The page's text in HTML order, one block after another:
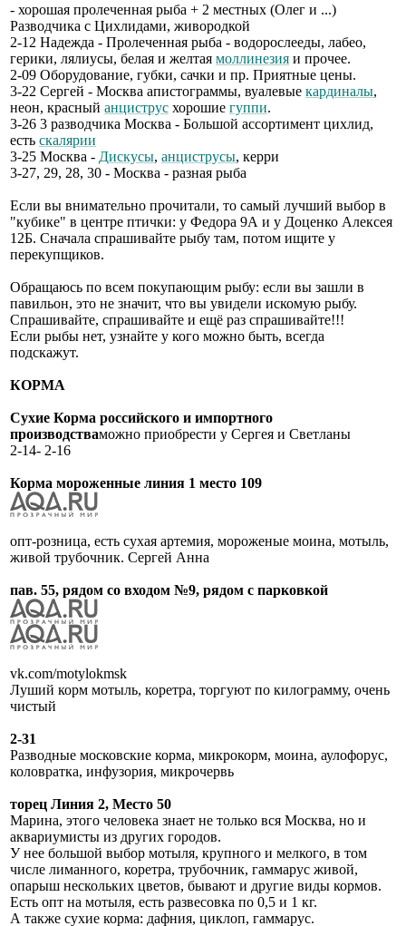
- хорошая пролеченная рыба + 2 местных (Олег и ...)
Разводчика с Цихлидами, живородкой
2-12 Надежда - Пролеченная рыба - водорослееды, лабео,
герики, лялиусы, белая и желтая моллинезия и прочее.
2-09 Оборудование, губки, сачки и пр. Приятные цены.
3-22 Сергей - Москва апистограммы, вуалевые кардиналы,
неон, красный анциструс хорошие гуппи.
3-26 3 разводчика Москва - Большой ассортимент цихлид,
есть скалярии
3-25 Москва - Дискусы, анциструсы, керри
3-27, 29, 28, 30 - Москва - разная рыба
Если вы внимательно прочитали, то самый лучший выбор в
"кубике" в центре птички: у Федора 9А и у Доценко Алексея
12Б. Сначала спрашивайте рыбу там, потом ищите у
перекупщиков.
Обращаюсь по всем покупающим рыбу: если вы зашли в
павильон, это не значит, что вы увидели искомую рыбу.
Спрашивайте, спрашивайте и ещё раз спрашивайте!!!
Если рыбы нет, узнайте у кого можно быть, всегда
подскажут.
КОРМА
Сухие Корма российского и импортного
производстваможно приобрести у Сергея и Светланы
2-14- 2-16
Корма мороженные линия 1 место 109
опт-розница, есть сухая артемия, мороженые моина, мотыль,
живой трубочник. Сергей Анна
пав. 55, рядом со входом №9, рядом с парковкой
vk.com/motylokmsk
Луший корм мотыль, коретра, торгуют по килограмму, очень
чистый
2-31
Разводные московские корма, микрокорм, моина, аулофорус,
коловратка, инфузория, микрочервь
торец Линия 2, Место 50
Марина, этого человека знает не только вся Москва, но и
аквариумисты из других городов.
У нее большой выбор мотыля, крупного и мелкого, в том
числе лиманного, коретра, трубочник, гаммарус живой,
опарыш нескольких цветов, бывают и другие виды кормов.
Есть опт на мотыля, есть развесовка по 0,5 и 1 кг.
А также сухие корма: дафния, циклоп, гаммарус.